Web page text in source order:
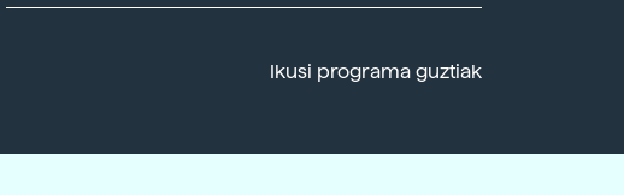
Ikusi programa guztiak